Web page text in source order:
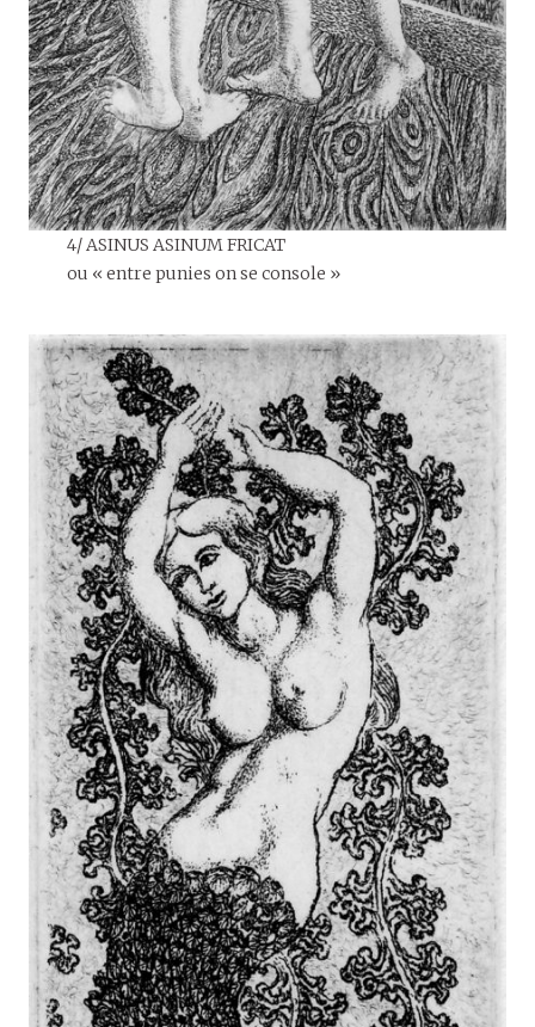
4/ ASINUS ASINUM FRICAT
ou « entre punies on se console »